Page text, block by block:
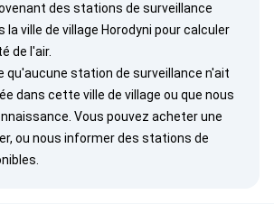
des stations de surveillance
ville de village Horodyni pour calculer
de l'air.
qu'aucune station de surveillance n'ait
dans cette ville de village ou que nous
Vous pouvez acheter une
ou nous informerdes stations de